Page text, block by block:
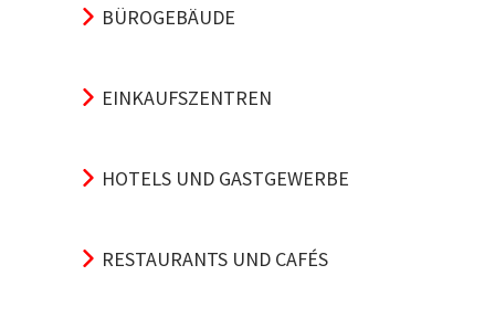
BÜROGEBÄUDE
EINKAUFSZENTREN
HOTELS UND GASTGEWERBE
RESTAURANTS UND CAFÉS